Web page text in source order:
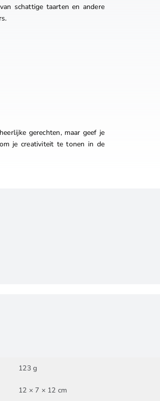
schattige taarten en andere
gerechten, maar geef je
je creativiteit te tonen in de
123 g
12 × 7 × 12 cm